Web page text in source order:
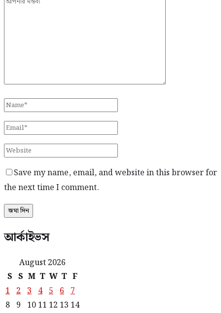
Save my name, email, and website in this browser for
the next time I comment.
আর্কাইভস
August 2026
S S M T W T F
1 2 3 4 5 6 7
8 9 10 11 12 13 14